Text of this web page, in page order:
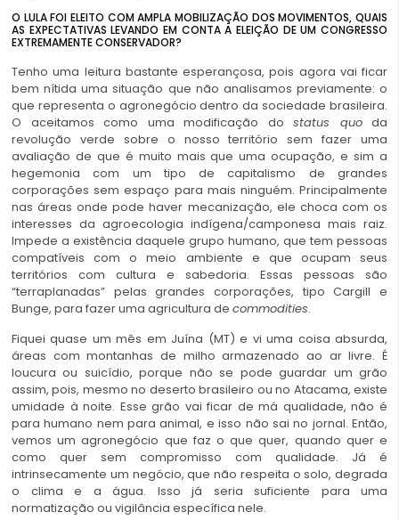
O LULA FOI ELEITO COM AMPLA MOBILIZAÇÃO DOS MOVIMENTOS, QUAIS
AS EXPECTATIVAS LEVANDO EM CONTA A ELEIÇÃO DE UM CONGRESSO
EXTREMAMENTE CONSERVADOR?
Tenho uma leitura bastante esperançosa, pois agora vai ficar
bem nítida uma situação que não analisamos previamente: o
que representa o agronegócio dentro da sociedade brasileira.
O aceitamos como uma modificação do status quoda
revolução verde sobre o nosso território sem fazer uma
avaliação de que é muito mais que uma ocupação, e sim a
hegemonia com um tipo de capitalismo de grandes
corporações sem espaço para mais ninguém. Principalmente
nas áreas onde pode haver mecanização, ele choca com os
interesses da agroecologia indígena/camponesa mais raiz.
Impede a existência daquele grupo humano, que tem pessoas
compatíveis com o meio ambiente e que ocupam seus
territórios com cultura e sabedoria. Essas pessoas são
“terraplanadas” pelas grandes corporações, tipo Cargill e
Bunge, para fazer uma agricultura de commodities.
Fiquei quase um mês em Juína (MT) e vi uma coisa absurda,
áreas com montanhas de milho armazenado ao ar livre. É
loucura ou suicídio, porque não se pode guardar um grão
assim, pois, mesmo no deserto brasileiro ou no Atacama, existe
umidade à noite. Esse grão vai ficar de má qualidade, não é
para humano nem para animal, e isso não sai no jornal. Então,
vemos um agronegócio que faz o que quer, quando quer e
como quer sem compromisso com qualidade. Já é
intrinsecamente um negócio, que não respeita o solo, degrada
o clima e a água. Isso já seria suficiente para uma
normatização ou vigilância específica nele.